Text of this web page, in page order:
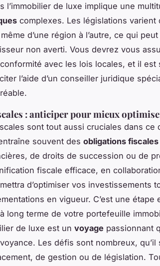
l’immobilier de luxe implique une
complexes. Les législations varient
même d’une région à l’autre, ce qui
non averti. Vous devrez vous
avec les lois locales, et il est
l’aide d’un conseiller juridique
: anticiper pour mieux
sont tout aussi cruciales dans ce
souvent des obligations fiscales
de droits de succession ou de
fiscale efficace, en
d’optimiser vos investissements
en vigueur. C’est une étape
long terme de votre portefeuille
de luxe est un voyage passionnant
Les défis sont nombreux, qu’il
de gestion ou de législation.